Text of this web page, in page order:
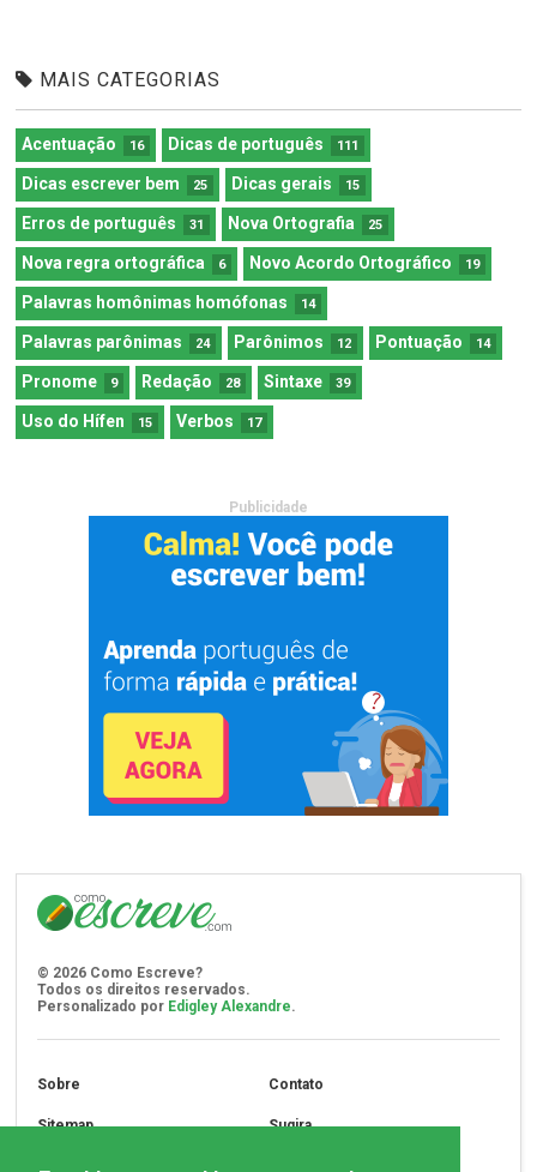
MAIS CATEGORIAS
Acentuação 16 Dicas de português 111
Dicas escrever bem 25 Dicas gerais 15
Erros de português 31 Nova Ortografia 25
Nova regra ortográfica 6 Novo Acordo Ortográfico 19
Palavras homônimas homófonas 14
Palavras parônimas 24 Parônimos 12 Pontuação 14
Pronome 9 Redação 28 Sintaxe 39
Uso do Hífen 15 Verbos 17
Publicidade
© 2026 Como Escreve?
Todos os direitos reservados.
Personalizado por Edigley Alexandre.
Sobre Contato
Sitemap Sugira